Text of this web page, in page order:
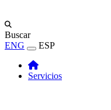
Buscar
ENG
ESP
Servicios